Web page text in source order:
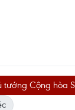
tướng Cộng hòa